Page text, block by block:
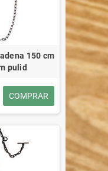
150 cm
pulid
COMPRAR